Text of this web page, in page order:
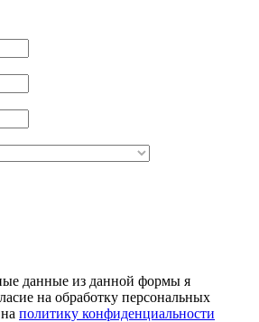
данные из данной формы я
на обработку персональных
политику конфиденциальности